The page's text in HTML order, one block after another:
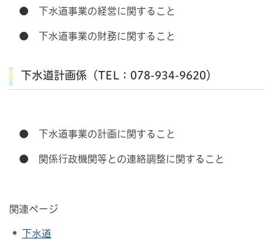
● 下水道事業の経営に関すること
● 下水道事業の財務に関すること
下水道計画係（TEL：078-934-9620）
● 下水道事業の計画に関すること
● 関係行政機関等との連絡調整に関すること
関連ページ
下水道